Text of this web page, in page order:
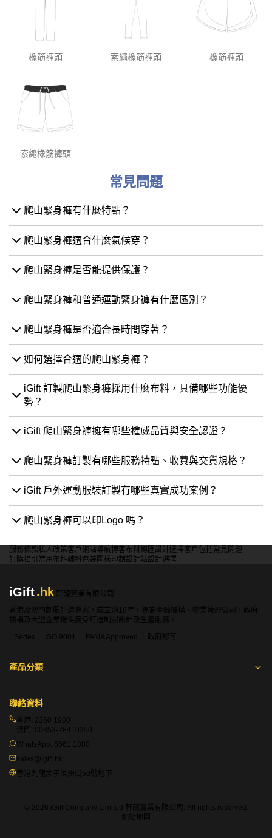
橡筋褲頭 索繩橡筋褲頭 橡筋褲頭
索繩橡筋褲頭
常見問題
爬山緊身褲有什麼特點？
爬山緊身褲適合什麼氣候穿？
爬山緊身褲是否能提供保護？
爬山緊身褲和普通運動緊身褲有什麼區別？
爬山緊身褲是否適合長時間穿著？
如何選擇合適的爬山緊身褲？
iGift 訂製爬山緊身褲採用什麼布料，具備哪些功能優
勢？
iGift 爬山緊身褲擁有哪些權威品質與安全認證？
爬山緊身褲訂製有哪些服務特點、收費與交貨規格？
iGift 戶外運動服裝訂製有哪些真實成功案例？
爬山緊身褲可以印Logo 嗎？
服務條款私人政策客戶 網站導航博客布料總匯設計選擇客戶包括常見問題
訂購指引 常用布料輔料包裝 圖樣印制 設計站設計選擇
iGift.hk
軒龍實業有限公司
香港及澳門制服訂造專家，成立逾18年，專為金融機構、物業管理公司、政府
機構及大型企業提供度身訂造制服設計及生產服務。
Sedex
ISO 9001 FAMA Approved 政府認可
產品分類
聯絡資料
香港: 2360 1900
澳門: 00853-28410350
WhatsApp: 5661 1880
sales@igift.hk
香港九龍太子汝州街50號地下
© 2026 iGift Company Limited 軒龍實業有限公司. All rights reserved.
網站地圖